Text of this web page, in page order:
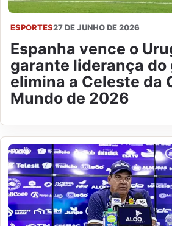
ESPORTES27 DE JUNHO DE 2026
Espanha vence o
garante liderança do
elimina a Celeste da
Mundo de 2026